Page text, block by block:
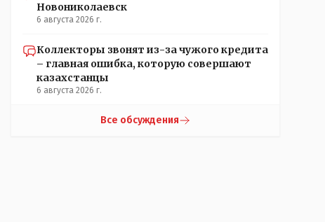
Новониколаевск
6 августа 2026 г.
Коллекторы звонят из-за чужого кредита
– главная ошибка, которую совершают
казахстанцы
6 августа 2026 г.
Все обсуждения